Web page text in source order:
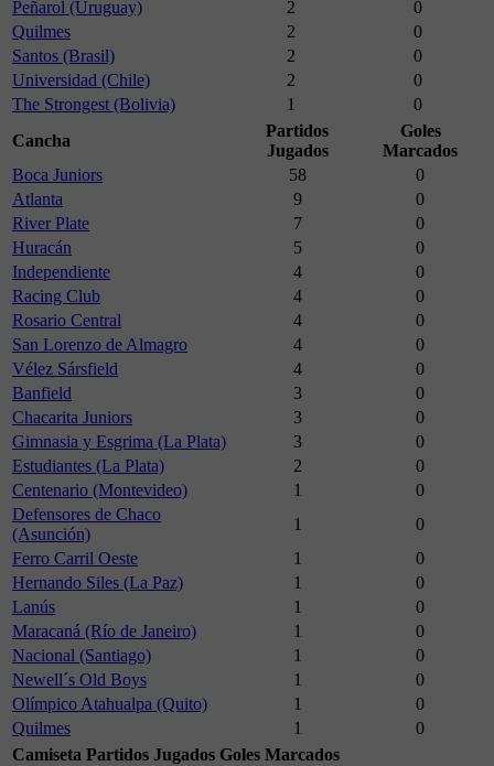
Peñarol (Uruguay) 2
0
Quilmes
2
0
Santos (Brasil)
2
0
Universidad (Chile)
2
0
The Strongest (Bolivia)
1
0
Cancha
Partidos
Jugados
Goles
Marcados
Boca Juniors
58
0
Atlanta
9
0
River Plate
7
0
Huracán
5
0
Independiente
4
0
Racing Club
4
0
Rosario Central
4
0
San Lorenzo de Almagro
4
0
Vélez Sársfield
4
0
Banfield
3
0
Chacarita Juniors
3
0
Gimnasia y Esgrima (La Plata)
3
0
Estudiantes (La Plata)
2
0
Centenario (Montevideo)
1
0
Defensores de Chaco
(Asunción)
1
0
Ferro Carril Oeste
1
0
Hernando Siles (La Paz)
1
0
Lanús
1
0
Maracaná (Río de Janeiro)
1
0
Nacional (Santiago)
1
0
Newell´s Old Boys
1
0
Olímpico Atahualpa (Quito)
1
0
Quilmes
1
0
Camiseta Partidos Jugados Goles Marcados